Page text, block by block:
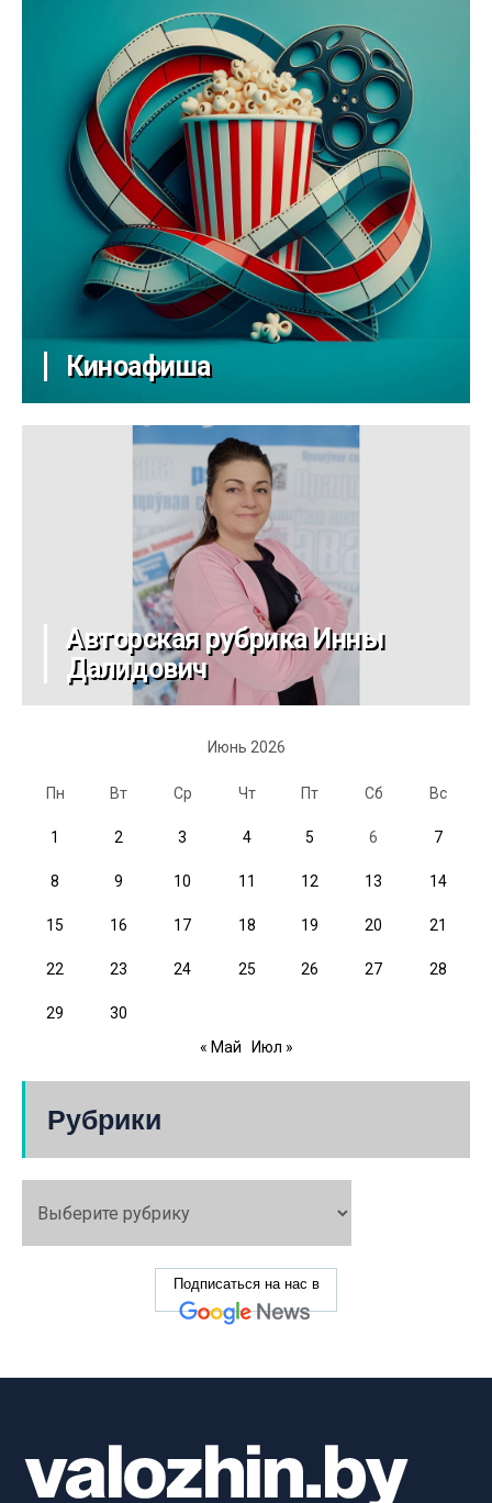
Киноафиша
Авторская рубрика Инны
Далидович
Июнь 2026
Пн Вт Ср Чт Пт Сб Вс
1 2 3 4 5 6 7
8 9 10 11 12 13 14
15 16 17 18 19 20 21
22 23 24 25 26 27 28
29
30
« Май
Июл »
Рубрики
Подписаться на нас в